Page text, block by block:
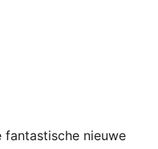
fantastische nieuwe